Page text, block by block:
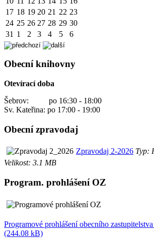
17 18 19 20 21 22 23
24 25 26 27 28 29 30
31 1 2 3 4 5 6
Obecní knihovny
Otevírací doba
Šebrov: po 16:30 - 18:00
Sv. Kateřina: po 17:00 - 19:00
Obecní zpravodaj
Zpravodaj 2-2026 Typ:
Velikost: 3.1 MB
Program. prohlášení OZ
Programové prohlášení obecního
(244.08 kB)